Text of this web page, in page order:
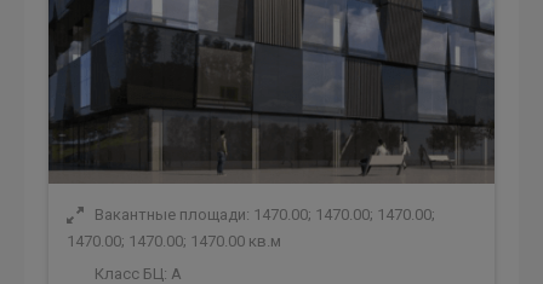
Вакантные площади: 1470.00; 1470.00; 1470.00;
1470.00; 1470.00; 1470.00 кв.м
Класс БЦ: A